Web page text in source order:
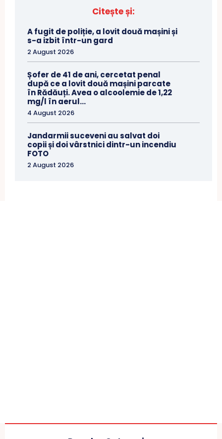
Citește și:
A fugit de poliție, a lovit două mașini și
s-a izbit într-un gard
2 August 2026
Șofer de 41 de ani, cercetat penal
după ce a lovit două mașini parcate
în Rădăuți. Avea o alcoolemie de 1,22
mg/l în aerul...
4 August 2026
Jandarmii suceveni au salvat doi
copii și doi vârstnici dintr-un incendiu
FOTO
2 August 2026